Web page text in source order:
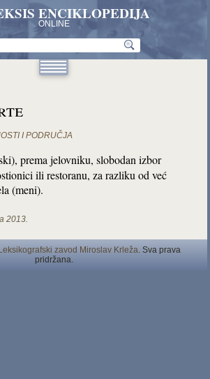
ENCIKLOPEDIJA
ONLINE
I PODRUČJA
prema jelovniku, slobodan izbor
ili restoranu, za razliku od već
(meni).
2013.
Leksikografski zavod Miroslav Krleža. Sva prava
pridržana.